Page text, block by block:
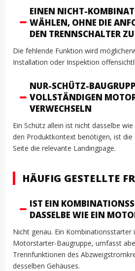
EINEN NICHT-
WÄHLEN, OHNE DIE
DEN TRENNSCHALTER
Die fehlende Funktion wird
Installation oder Inspektion
NUR-SCHÜTZ-
VOLLSTÄNDIGEN
VERWECHSELN
Ein Schütz allein ist nicht dasselbe
den Produktkontext benötigen, ist die
Seite die relevante Landingpage.
HÄUFIG GESTELLTE
IST EIN
DASSELBE WIE EIN
Nicht genau. Ein Kombinationsstarter
Motorstarter-Baugruppe, umfasst
Trennfunktionen des
desselben Gehäuses.